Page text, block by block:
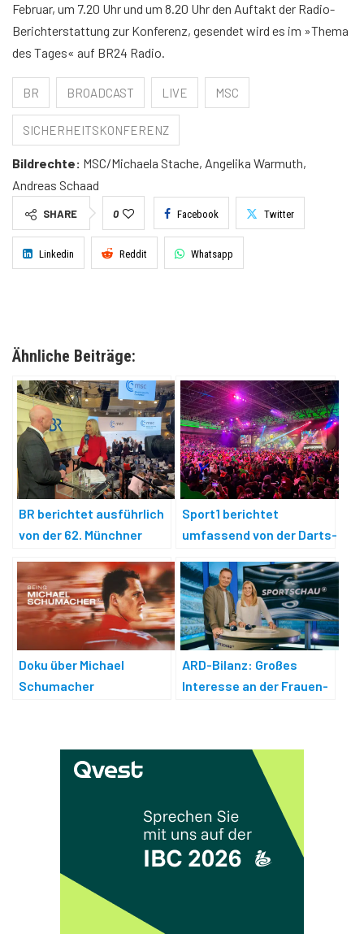
Februar, um 7.20 Uhr und um 8.20 Uhr den Auftakt der Radio-
Berichterstattung zur Konferenz, gesendet wird es im »Thema
des Tages« auf BR24 Radio.
BR BROADCAST LIVE MSC
SICHERHEITSKONFERENZ
Bildrechte: MSC/Michaela Stache, Angelika Warmuth,
Andreas Schaad
SHARE 0 Facebook Twitter
Linkedin Reddit Whatsapp
Ähnliche Beiträge:
BR berichtet ausführlich
von der 62. Münchner
Sport1 berichtet
umfassend von der Darts-
Doku über Michael
Schumacher
ARD-Bilanz: Großes
Interesse an der Frauen-